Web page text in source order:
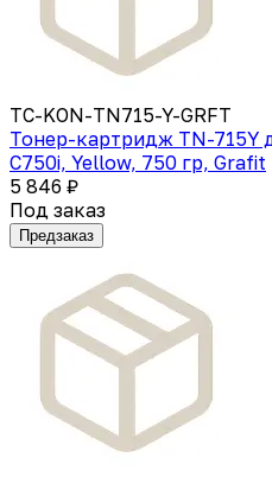
TC-KON-TN715-Y-GRFT
Тонер-картридж TN-715Y
C750i, Yellow, 750 гр, Grafit
5 846 ₽
Под заказ
Предзаказ